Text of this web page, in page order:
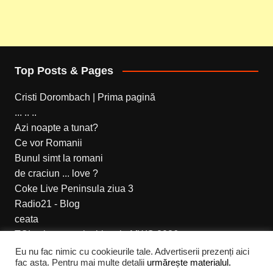
Top Posts & Pages
Cristi Dorombach | Prima pagină
... .. ..
Azi noapte a tunat?
Ce vor Romanii
Bunul simt la romani
de craciun ... love ?
Coke Live Peninsula ziua 3
Radio21 - Blog
ceata
TCL a lansat noi tablete la MWC 2026
Eu nu fac nimic cu cookieurile tale. Advertiserii prezenți aici
fac asta. Pentru mai multe detalii urmărește materialul.